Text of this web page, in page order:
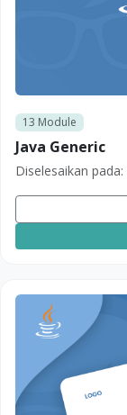
13 Module
Java Generic
Diselesaikan pada: